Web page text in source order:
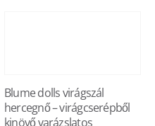
Blume dolls virágszál
hercegnő – virágcserépből
kinövő varázslatos